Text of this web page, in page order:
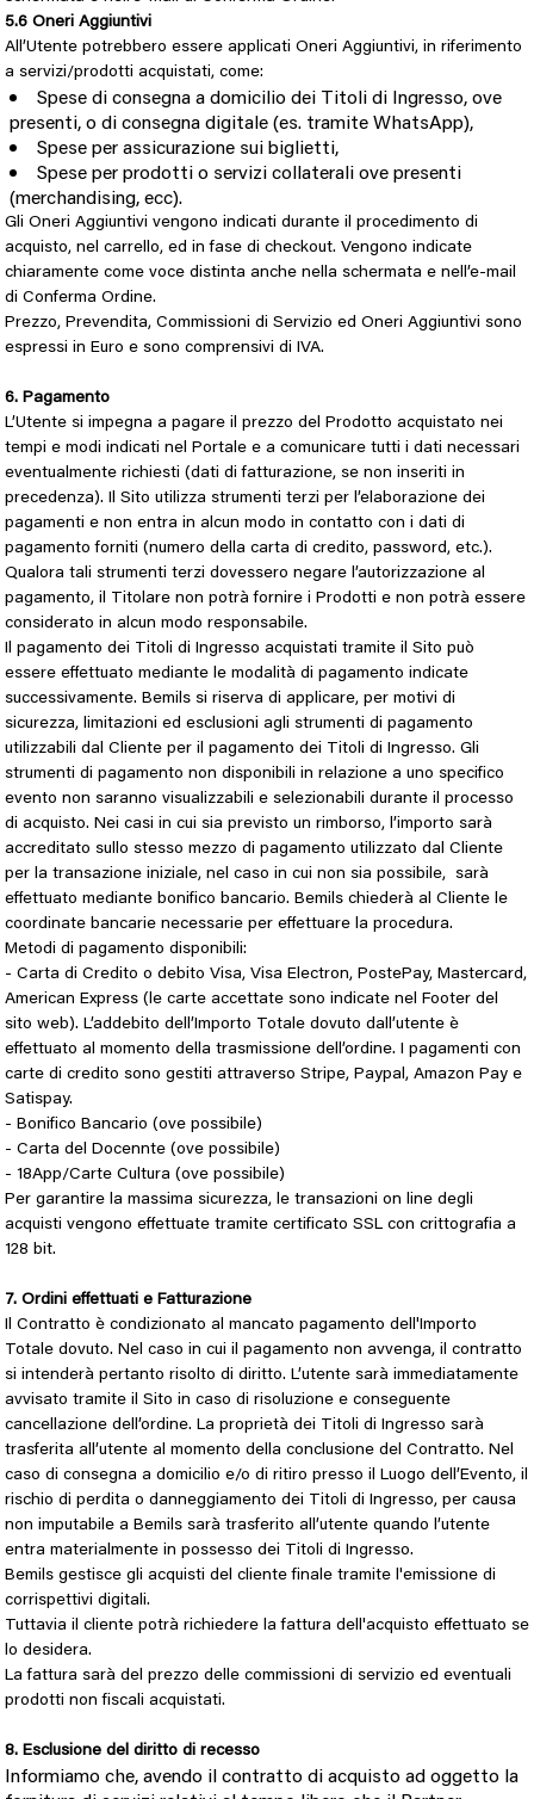
5.6 Oneri Aggiuntivi
All’Utente potrebbero essere applicati Oneri Aggiuntivi, in riferimento
a servizi/prodotti acquistati, come:
Spese di consegna a domicilio dei Titoli di Ingresso, ove
presenti, o di consegna digitale (es. tramite WhatsApp),
Spese per assicurazione sui biglietti,
Spese per prodotti o servizi collaterali ove presenti
(merchandising, ecc).
Gli Oneri Aggiuntivi vengono indicati durante il procedimento di
acquisto, nel carrello, ed in fase di checkout. Vengono indicate
chiaramente come voce distinta anche nella schermata e nell’e-mail
di Conferma Ordine.
Prezzo, Prevendita, Commissioni di Servizio ed Oneri Aggiuntivi sono
espressi in Euro e sono comprensivi di IVA.
6. Pagamento
L’Utente si impegna a pagare il prezzo del Prodotto acquistato nei
tempi e modi indicati nel Portale e a comunicare tutti i dati necessari
eventualmente richiesti (dati di fatturazione, se non inseriti in
precedenza). Il Sito utilizza strumenti terzi per l’elaborazione dei
pagamenti e non entra in alcun modo in contatto con i dati di
pagamento forniti (numero della carta di credito, password, etc.).
Qualora tali strumenti terzi dovessero negare l’autorizzazione al
pagamento, il Titolare non potrà fornire i Prodotti e non potrà essere
considerato in alcun modo responsabile.
Il pagamento dei Titoli di Ingresso acquistati tramite il Sito può
essere effettuato mediante le modalità di pagamento indicate
successivamente. Bemils si riserva di applicare, per motivi di
sicurezza, limitazioni ed esclusioni agli strumenti di pagamento
utilizzabili dal Cliente per il pagamento dei Titoli di Ingresso. Gli
strumenti di pagamento non disponibili in relazione a uno specifico
evento non saranno visualizzabili e selezionabili durante il processo
di acquisto. Nei casi in cui sia previsto un rimborso, l’importo sarà
accreditato sullo stesso mezzo di pagamento utilizzato dal Cliente
per la transazione iniziale, nel caso in cui non sia possibile, sarà
effettuato mediante bonifico bancario. Bemils chiederà al Cliente le
coordinate bancarie necessarie per effettuare la procedura.
Metodi di pagamento disponibili:
- Carta di Credito o debito Visa, Visa Electron, PostePay, Mastercard,
American Express (le carte accettate sono indicate nel Footer del
sito web). L’addebito dell’Importo Totale dovuto dall’utente è
effettuato al momento della trasmissione dell’ordine. I pagamenti con
carte di credito sono gestiti attraverso Stripe, Paypal, Amazon Pay e
Satispay.
- Bonifico Bancario (ove possibile)
- Carta del Docennte (ove possibile)
- 18App/Carte Cultura (ove possibile)
Per garantire la massima sicurezza, le transazioni on line degli
acquisti vengono effettuate tramite certificato SSL con crittografia a
128 bit.
7. Ordini effettuati e Fatturazione
Il Contratto è condizionato al mancato pagamento dell'Importo
Totale dovuto. Nel caso in cui il pagamento non avvenga, il contratto
si intenderà pertanto risolto di diritto. L’utente sarà immediatamente
avvisato tramite il Sito in caso di risoluzione e conseguente
cancellazione dell’ordine. La proprietà dei Titoli di Ingresso sarà
trasferita all’utente al momento della conclusione del Contratto. Nel
caso di consegna a domicilio e/o di ritiro presso il Luogo dell’Evento, il
rischio di perdita o danneggiamento dei Titoli di Ingresso, per causa
non imputabile a Bemils sarà trasferito all’utente quando l’utente
entra materialmente in possesso dei Titoli di Ingresso.
Bemils gestisce gli acquisti del cliente finale tramite l'emissione di
corrispettivi digitali.
Tuttavia il cliente potrà richiedere la fattura dell'acquisto effettuato se
lo desidera.
La fattura sarà del prezzo delle commissioni di servizio ed eventuali
prodotti non fiscali acquistati.
8. Esclusione del diritto di recesso
Informiamo che, avendo il contratto di acquisto ad oggetto la